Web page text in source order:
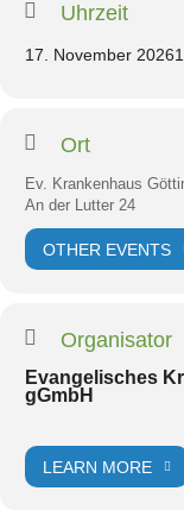
Uhrzeit
17. November 2026
Ort
Ev. Krankenhaus
An der Lutter 24
OTHER EVENTS
Organisator
Evangelisches
gGmbH
LEARN MORE